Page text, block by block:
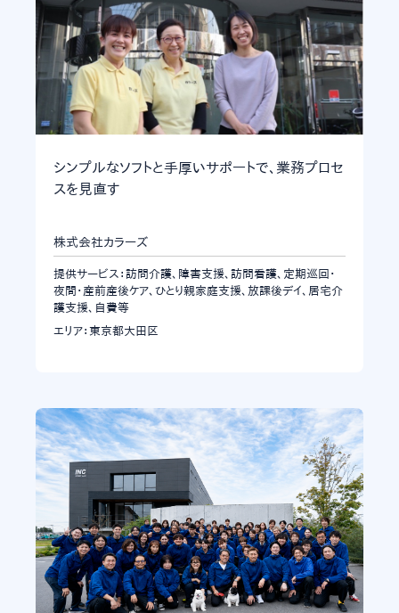
シンプルなソフトと手厚いサポートで、業務プロセ
スを見直す
株式会社カラーズ
提供サービス：訪問介護、障害支援、訪問看護、定期巡回・
夜間・産前産後ケア、ひとり親家庭支援、放課後デイ、居宅介
護支援、自費等
エリア：東京都大田区